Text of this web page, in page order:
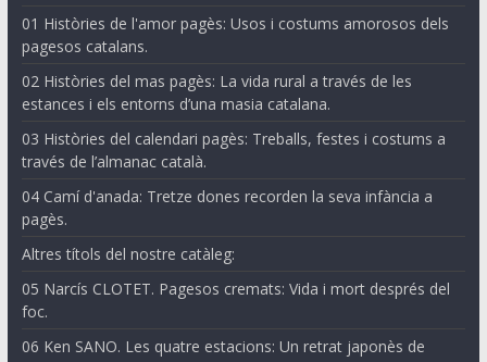
01 Històries de l'amor pagès: Usos i costums amorosos dels
pagesos catalans.
02 Històries del mas pagès: La vida rural a través de les
estances i els entorns d’una masia catalana.
03 Històries del calendari pagès: Treballs, festes i costums a
través de l’almanac català.
04 Camí d'anada: Tretze dones recorden la seva infància a
pagès.
Altres títols del nostre catàleg:
05 Narcís CLOTET. Pagesos cremats: Vida i mort després del
foc.
06 Ken SANO. Les quatre estacions: Un retrat japonès de